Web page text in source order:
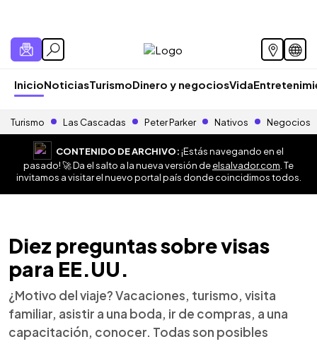
InicioNoticiasTurismoDinero y negociosVida
Turismo Las Cascadas Peter Parker Nativos Negocios
CONTENIDO DE ARCHIVO:¡Estás navegando en el
pasado! 🚀 Da el salto a la nueva versión deelsalvador.com . Te
invitamos a visitar el nuevo portal país donde coincidimos todos.
Diez preguntas sobre visas
para EE.UU.
¿Motivo del viaje? Vacaciones, turismo, visita
familiar, asistir a una boda, ir de compras, a una
capacitación, conocer. Todas son posibles